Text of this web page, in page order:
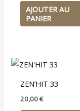
AJOUTER AU
PANIER
ZEN’HIT 33
20,00€